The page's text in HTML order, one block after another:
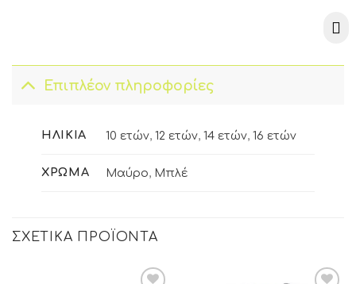
Επιπλέον πληροφορίες
ΗΛΙΚΊΑ 10 ετών, 12 ετών, 14 ετών, 16 ετών
ΧΡΏΜΑ Μαύρο, Μπλέ
ΣΧΕΤΙΚΆ ΠΡΟΪΌΝΤΑ